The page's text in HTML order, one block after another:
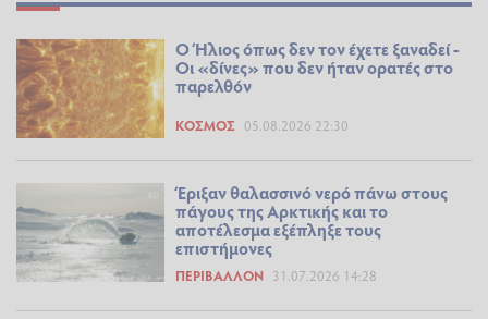
Ο Ήλιος όπως δεν τον έχετε ξαναδεί -
Οι «δίνες» που δεν ήταν ορατές στο
παρελθόν
ΚΌΣΜΟΣ 05.08.2026 22:30
Έριξαν θαλασσινό νερό πάνω στους
πάγους της Αρκτικής και το
αποτέλεσμα εξέπληξε τους
επιστήμονες
ΠΕΡΙΒΆΛΛΟΝ 31.07.2026 14:28